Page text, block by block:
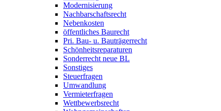
Modernisierung
Nachbarschaftsrecht
Nebenkosten
öffentliches Baurecht
Pri. Bau- u. Bauträgerrecht
Schönheitsreparaturen
Sonderrecht neue BL
Sonstiges
Steuerfragen
Umwandlung
Vermieterfragen
Wettbewerbsrecht